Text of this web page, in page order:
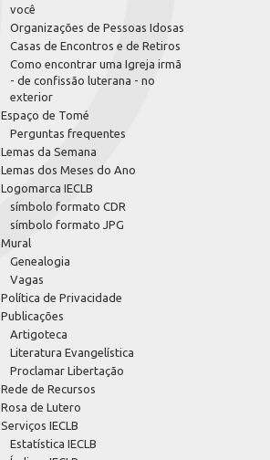
você
Organizações de Pessoas Idosas
Casas de Encontros e de Retiros
Como encontrar uma Igreja irmã
- de confissão luterana - no
exterior
Espaço de Tomé
Perguntas frequentes
Lemas da Semana
Lemas dos Meses do Ano
Logomarca IECLB
símbolo formato CDR
símbolo formato JPG
Mural
Genealogia
Vagas
Política de Privacidade
Publicações
Artigoteca
Literatura Evangelística
Proclamar Libertação
Rede de Recursos
Rosa de Lutero
Serviços IECLB
Estatística IECLB